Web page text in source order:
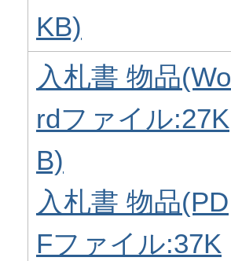
KB)
入札書 物品(Wo
rdファイル:27K
B)
入札書 物品(PD
Fファイル:37K